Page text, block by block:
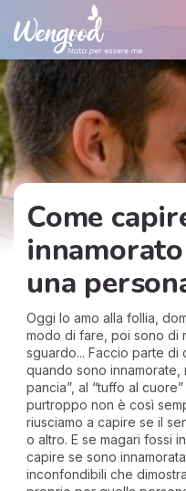
Come
una
Oggi lo amo alla follia,
modo di fare, poi sono di
sguardo... Faccio parte
quando sono innamorate,
pancia”, al “tuffo al
purtroppo non è così
riusciamo a capire se il
o altro. E se magari fossi
capire se sono
inconfondibili che